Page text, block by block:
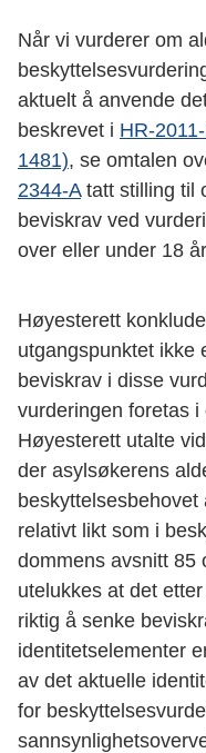
Når vi vurderer om
aktuelt å anvende
beskrevet i HR-
1481), se omtalen
2344-Atatt stilling til
beviskrav ved
over eller under 18
Høyesterett
utgangspunktet ikke
beviskrav i disse
vurderingen foretas
Høyesterett utalte
der asylsøkerens
relativt likt som i
dommens avsnitt 85
utelukkes at det
riktig å senke
identitetselementer
av det aktuelle
for